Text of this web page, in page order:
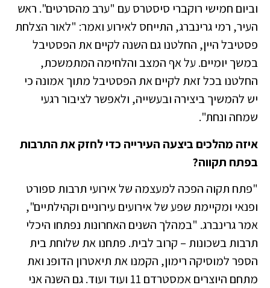
וביום חמישי רוקברי סיסטרס עם "ערב מהסרטים". ראש
העיר, רמי גרינברג, התייחס לאירוע ואמר: "לאור הצלחת
פסטיבל היין, החלטנו גם השנה לקיים את הפסטיבל
במשך יומיים. על אף המצב והלחימה המתמשכת,
החלטנו בכל זאת לקיים את הפסטיבל מתוך אמונה כי
יש להמשיך ביצירה ובעשייה, ולאפשר לציבור רגעי
שמחה ונחת".
איזה מהלכים ביצעה העירייה כדי לחזק את התרבות
בפתח תקווה?
"פתח תקוה הפכה למעצמה של אירועי תרבות ספורט
ופנאי ומקיימת שפע של אירועים עירוניים וקהילתיים",
אמר גרינברג. "במהלך השנים האחרונות נפתחו היכלי
תרבות בשכונות – קרוב לבית. פתחנו את שלוחת בית
הספר למוסיקה רימון, הקמנו את תיאטרון הדופנ ואת
מתחם היוצרים אמסטרדם 11 ועוד ועוד. גם השנה אני